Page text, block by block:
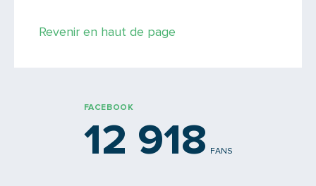
Revenir en haut de page
FACEBOOK
12 918 FANS